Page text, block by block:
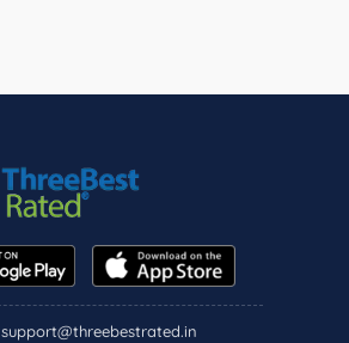
support@threebestrated.in